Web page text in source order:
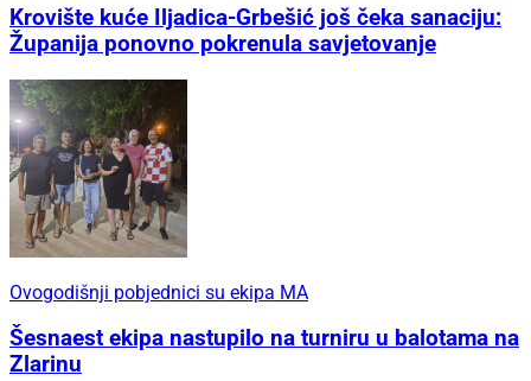
Krovište kuće Iljadica-Grbešić još čeka sanaciju:
Županija ponovno pokrenula savjetovanje
Ovogodišnji pobjednici su ekipa MA
Šesnaest ekipa nastupilo na turniru u balotama na
Zlarinu